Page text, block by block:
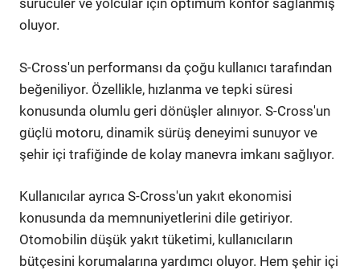
sürücüler ve yolcular için optimum konfor sağlanmış
oluyor.
S-Cross'un performansı da çoğu kullanıcı tarafından
beğeniliyor. Özellikle, hızlanma ve tepki süresi
konusunda olumlu geri dönüşler alınıyor. S-Cross'un
güçlü motoru, dinamik sürüş deneyimi sunuyor ve
şehir içi trafiğinde de kolay manevra imkanı sağlıyor.
Kullanıcılar ayrıca S-Cross'un yakıt ekonomisi
konusunda da memnuniyetlerini dile getiriyor.
Otomobilin düşük yakıt tüketimi, kullanıcıların
bütçesini korumalarına yardımcı oluyor. Hem şehir içi